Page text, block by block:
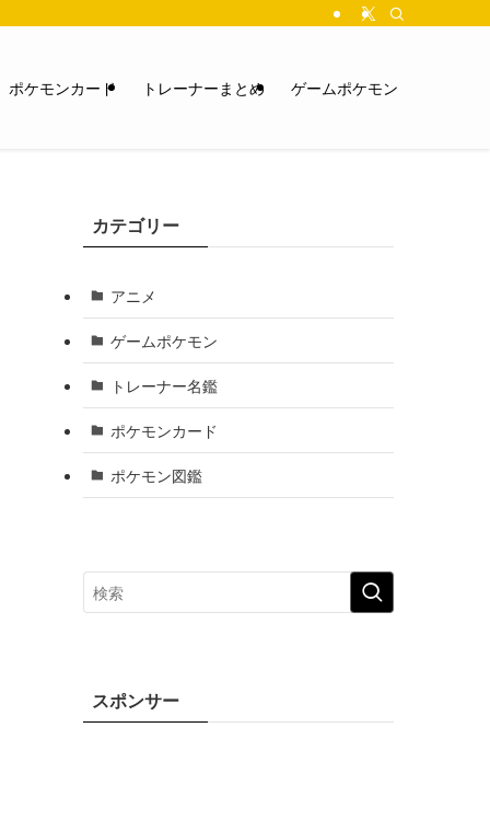
ポケモンカード トレーナーまとめ ゲームポケモン
カテゴリー
アニメ
ゲームポケモン
トレーナー名鑑
ポケモンカード
ポケモン図鑑
スポンサー